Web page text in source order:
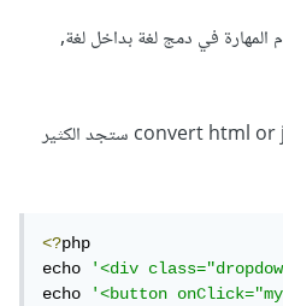
في دمج لغة بداخل لغة,
عن convert html or javascript to php online ستجد الكثير
<?php
echo '<div
echo '<button